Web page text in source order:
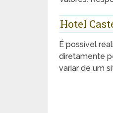
Hotel
É possível
diretamente
variar de um